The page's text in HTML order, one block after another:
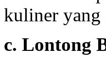
kuliner yang
c. Lontong